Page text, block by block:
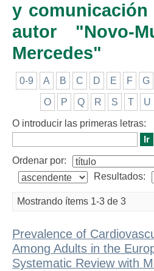
y
autor "Novo-
Mercedes"
0-9 A B C D E F G
O P Q R S T U
O introducir las primeras letras:
Ordenar por:
Resultados:
Mostrando ítems 1-3 de 3
Prevalence of
Among Adults in the
Systematic Review with